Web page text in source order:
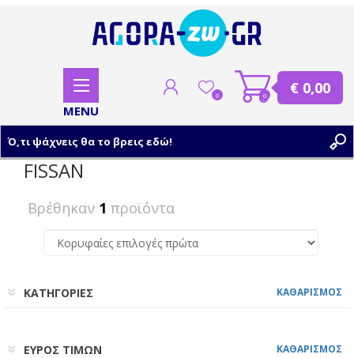
ΣΥΝΔΕΣΗ
0 0 € 0,00
FISSAN
Βρέθηκαν 1 προϊόντα
ΚΑΤΗΓΟΡΙΕΣ ΚΑΘΑΡΙΣΜΟΣ
ΕΥΡΟΣ ΤΙΜΩΝ ΚΑΘΑΡΙΣΜΟΣ